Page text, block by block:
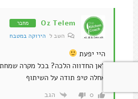
Oz Telem מחבר
השב ל הירוקה במטבח
היי יפעת
לאן החדווה הלכה? בכל מקרה
אחלה טיפ תודה על השיתוף
0 הגב